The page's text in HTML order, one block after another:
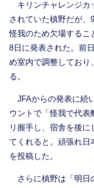
キリンチャレンジカ
されていた槙野だが
怪我のため欠場するこ
8日に発表された。前
め室内で調整しており
る。
JFAからの発表に続
ウントで「怪我で代
リ握手し、宿舎を後
てくれると。頑張れ
を投稿した。
さらに槙野は「明日